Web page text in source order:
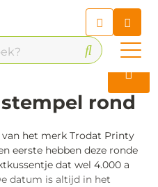
onze chatbot
rond
het merk Trodat Printy
eerste hebben deze ronde
dat wel 4.000 a
datum is altijd in het